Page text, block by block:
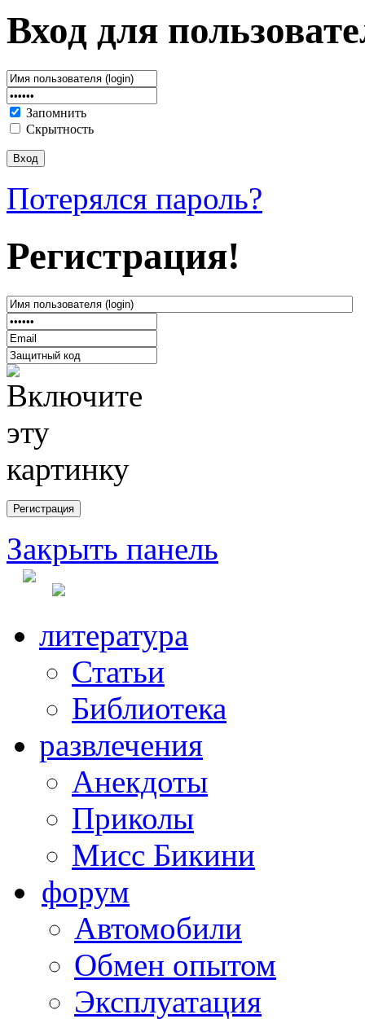
Вход для
Запомнить
Скрытность
Потерялся пароль?
Регистрация!
Закрыть панель
литература
Статьи
Библиотека
развлечения
Анекдоты
Приколы
Мисс Бикини
форум
Автомобили
Обмен опытом
Эксплуатация